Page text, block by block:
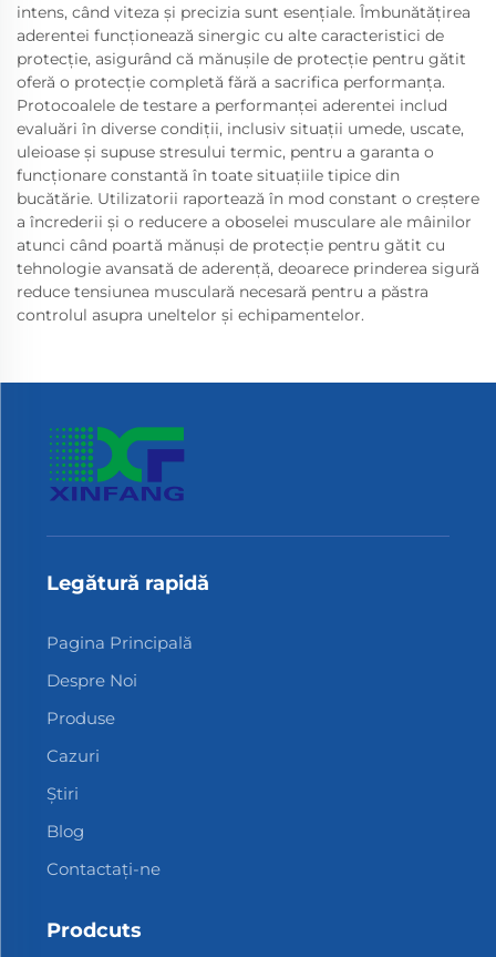
intens, când viteza și precizia sunt esențiale. Îmbunătățirea
aderentei funcționează sinergic cu alte caracteristici de
protecție, asigurând că mănușile de protecție pentru gătit
oferă o protecție completă fără a sacrifica performanța.
Protocoalele de testare a performanței aderentei includ
evaluări în diverse condiții, inclusiv situații umede, uscate,
uleioase și supuse stresului termic, pentru a garanta o
funcționare constantă în toate situațiile tipice din
bucătărie. Utilizatorii raportează în mod constant o creștere
a încrederii și o reducere a oboselei musculare ale mâinilor
atunci când poartă mănuși de protecție pentru gătit cu
tehnologie avansată de aderență, deoarece prinderea sigură
reduce tensiunea musculară necesară pentru a păstra
controlul asupra uneltelor și echipamentelor.
Legătură rapidă
Pagina Principală
Despre Noi
Produse
Cazuri
Știri
Blog
Contactați-ne
Prodcuts